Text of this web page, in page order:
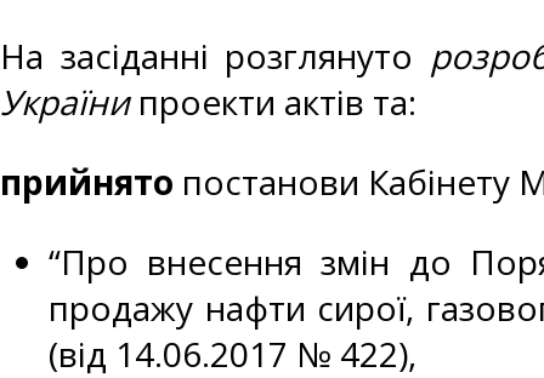
На засіданні розглянуто
Українипроекти актів та:
прийнято постанови Кабінету
“Про внесення змін до
продажу нафти сирої,
(від 14.06.2017 № 422),